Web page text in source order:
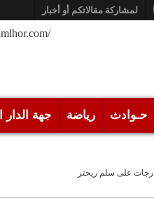
لمشاركة مقالاتكم أو أخبار
/www.alqalamlhor.com
حـوادث رياضة جهة الدار